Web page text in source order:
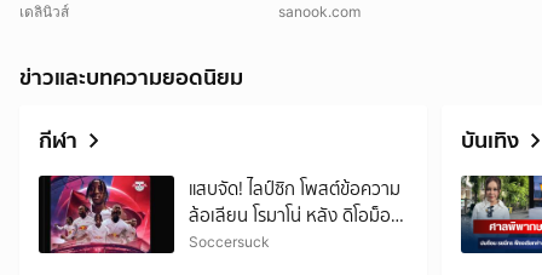
เดลินิวส์ sanook.com
ข่าวและบทความยอดนิยม
กีฬา
แสบจัด! ไลป์ซิก โพสต์ข้อความ
ล้อเลียน โรมาโน่ หลัง ดิโอม็อง
เด้ย้ายซบชุดขาว
Soccersuck
บันเทิง